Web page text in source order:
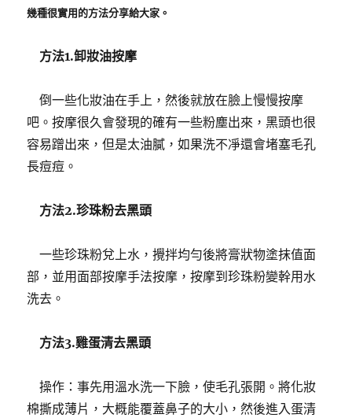
幾種很實用的方法分享給大家。
方法1.卸妝油按摩
倒一些化妝油在手上，然後就放在臉上慢慢按摩
吧。按摩很久會發現的確有一些粉塵出來，黑頭也很
容易蹭出來，但是太油膩，如果洗不凈還會堵塞毛孔
長痘痘。
方法2.珍珠粉去黑頭
一些珍珠粉兌上水，攪拌均勻後將膏狀物塗抹值面
部，並用面部按摩手法按摩，按摩到珍珠粉變幹用水
洗去。
方法3.雞蛋清去黑頭
操作：事先用溫水洗一下臉，使毛孔張開。將化妝
棉撕成薄片，大概能覆蓋鼻子的大小，然後進入蛋清